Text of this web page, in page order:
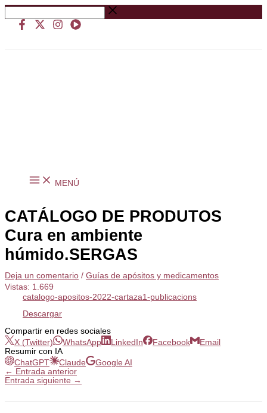
Ir
al
contenido
Buscar
…
MENÚ
CATÁLOGO DE PRODUTOS
Cura en ambiente
húmido.SERGAS
Deja un comentario / Guías de apósitos y medicamentos
Vistas: 1.669
catalogo-apositos-2022-cartaza1-publicacions
Descargar
Compartir en redes sociales
X (Twitter)
WhatsApp LinkedIn Facebook
Email
Resumir con IA
ChatGPT
Claude
Google AI
← Entrada anterior
Entrada siguiente →